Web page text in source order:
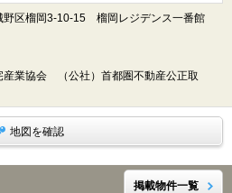
野区榴岡3-10-15 榴岡レジデンス一番館
産業協会 （公社）首都圏不動産公正取
地図を確認
掲載物件一覧